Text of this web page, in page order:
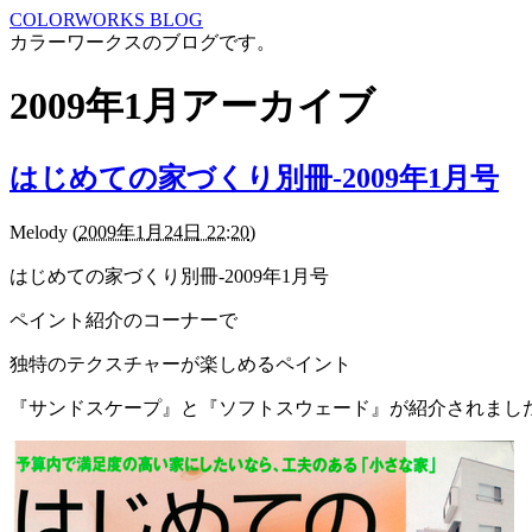
COLORWORKS BLOG
カラーワークスのブログです。
2009年1月アーカイブ
はじめての家づくり別冊-2009年1月号
Melody (2009年1月24日 22:20)
はじめての家づくり別冊-2009年1月号
ペイント紹介のコーナーで
独特のテクスチャーが楽しめるペイント
『サンドスケープ』と『ソフトスウェード』が紹介されまし